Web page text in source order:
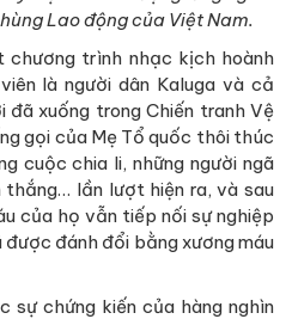
Lao động của Việt Nam.
trình nhạc kịch hoành
là người dân Kaluga và cả
đã xuống trong Chiến tranh Vệ
gọi của Mẹ Tổ quốc thôi thúc
cuộc chia li, những người ngã
lần lượt hiện ra, và sau
của họ vẫn tiếp nối sự nghiệp
được đánh đổi bằng xương máu
sự chứng kiến của hàng nghìn